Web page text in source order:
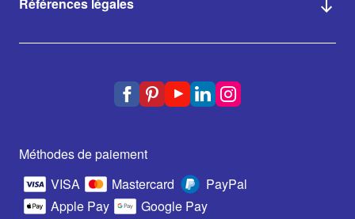
Méthodes de paiement
VISA
Mastercard
PayPal
Apple Pay
Google Pay